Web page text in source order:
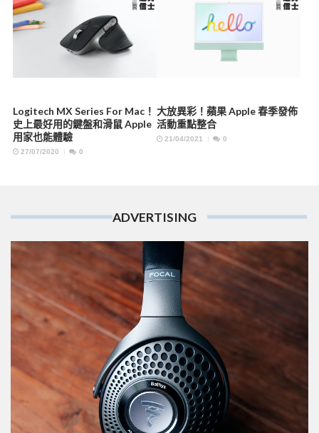
Logitech MX Series For Mac！
史上最好用的鍵盤和滑鼠 Apple
用家也能體驗
27/07/2020 0
大放異彩！蘋果 Apple 春季發佈
活動重點整合
21/04/2021 0
ADVERTISING